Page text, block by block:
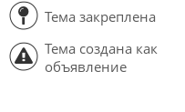
Тема закреплена
Тема создана как
объявление